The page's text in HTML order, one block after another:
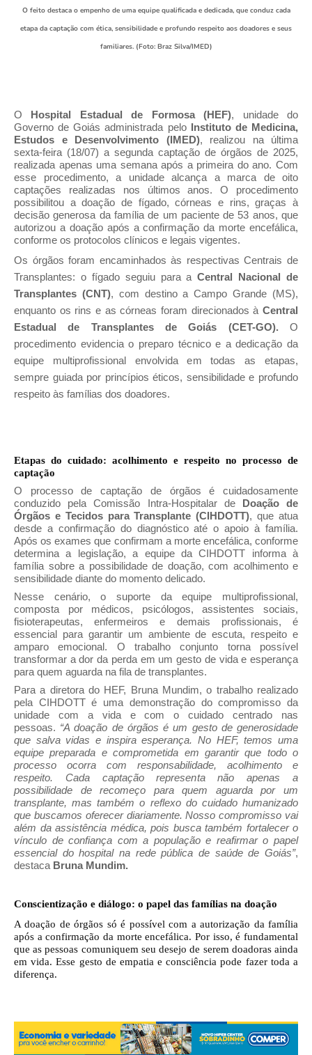
O feito destaca o empenho de uma equipe qualificada e dedicada, que conduz cada
etapa da captação com ética, sensibilidade e profundo respeito aos doadores e seus
familiares. (Foto: Braz Silva/IMED)
O Hospital Estadual de Formosa (HEF), unidade do
Governo de Goiás administrada pelo Instituto de Medicina,
Estudos e Desenvolvimento (IMED), realizou na última
sexta-feira (18/07) a segunda captação de órgãos de 2025,
realizada apenas uma semana após a primeira do ano. Com
esse procedimento, a unidade alcança a marca de oito
captações realizadas nos últimos anos. O procedimento
possibilitou a doação de fígado, córneas e rins, graças à
decisão generosa da família de um paciente de 53 anos, que
autorizou a doação após a confirmação da morte encefálica,
conforme os protocolos clínicos e legais vigentes.
Os órgãos foram encaminhados às respectivas Centrais de
Transplantes: o fígado seguiu para aCentral Nacional de
Transplantes (CNT), com destino a Campo Grande (MS),
enquanto os rins e as córneas foram direcionados à Central
Estadual de Transplantes de Goiás (CET-GO). O
procedimento evidencia o preparo técnico e a dedicação da
equipe multiprofissional envolvida em todas as etapas,
sempre guiada por princípios éticos, sensibilidade e profundo
respeito às famílias dos doadores.
Etapas do cuidado: acolhimento e respeito no processo de
captação
O processo de captação de órgãos é cuidadosamente
conduzido pela Comissão Intra-Hospitalar de Doação de
Órgãos e Tecidos para Transplante (CIHDOTT), que atua
desde a confirmação do diagnóstico até o apoio à família.
Após os exames que confirmam a morte encefálica, conforme
determina a legislação, a equipe da CIHDOTT informa à
família sobre a possibilidade de doação, com acolhimento e
sensibilidade diante do momento delicado.
Nesse cenário, o suporte da equipe multiprofissional,
composta por médicos, psicólogos, assistentes sociais,
fisioterapeutas, enfermeiros e demais profissionais, é
essencial para garantir um ambiente de escuta, respeito e
amparo emocional. O trabalho conjunto torna possível
transformar a dor da perda em um gesto de vida e esperança
para quem aguarda na fila de transplantes.
Para a diretora do HEF, Bruna Mundim, o trabalho realizado
pela CIHDOTT é uma demonstração do compromisso da
unidade com a vida e com o cuidado centrado nas
pessoas. “A doação de órgãos é um gesto de generosidade
que salva vidas e inspira esperança. No HEF, temos uma
equipe preparada e comprometida em garantir que todo o
processo ocorra com responsabilidade, acolhimento e
respeito. Cada captação representa não apenas a
possibilidade de recomeço para quem aguarda por um
transplante, mas também o reflexo do cuidado humanizado
que buscamos oferecer diariamente. Nosso compromisso vai
além da assistência médica, pois busca também fortalecer o
vínculo de confiança com a população e reafirmar o papel
essencial do hospital na rede pública de saúde de Goiás”,
destaca Bruna Mundim.
Conscientização e diálogo: o papel das famílias na doação
A doação de órgãos só é possível com a autorização da família
após a confirmação da morte encefálica. Por isso, é fundamental
que as pessoas comuniquem seu desejo de serem doadoras ainda
em vida. Esse gesto de empatia e consciência pode fazer toda a
diferença.